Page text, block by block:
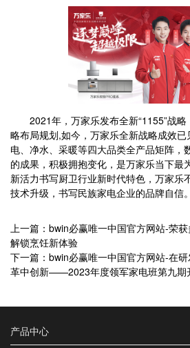
2021年，万家乐发布全新“1155”战略
略布局规划,如今，万家乐全新战略成效
电、净水、采暖等四大品类全产品矩阵，
的成果，积极拥抱变化，是万家乐当下最
新活力书写厨卫行业新时代特色，万家乐
技术升级，书写民族家电企业的品牌自信。
上一篇：bwin必赢唯一中国官方网站-荣
解锁烹饪新体验
下一篇：bwin必赢唯一中国官方网站-在
革中创新——2023年度领军家电班第九期
产品中心